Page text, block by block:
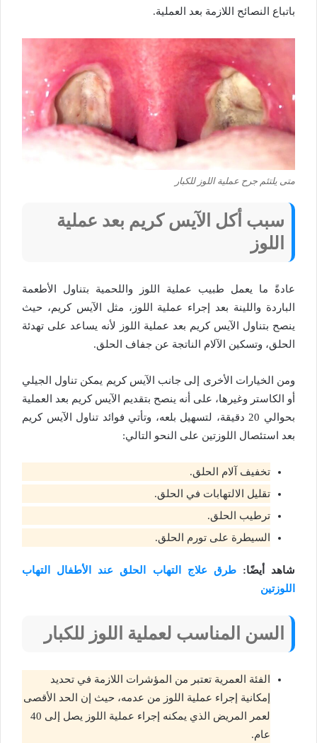
باتباع النصائح اللازمة بعد العملية.
متى يلتئم جرح عملية اللوز للكبار
سبب أكل الآيس كريم بعد عملية
اللوز
عادةً ما يعمل طبيب عملية اللوز واللحمية بتناول الأطعمة
الباردة واللينة بعد إجراء عملية اللوز، مثل الآيس كريم، حيث
ينصح بتناول الآيس كريم بعد عملية اللوز لأنه يساعد على تهدئة
الحلق، وتسكين الآلام الناتجة عن جفاف الحلق.
ومن الخيارات الأخرى إلى جانب الآيس كريم يمكن تناول الجيلي
أو الكاستر وغيرها، على أنه ينصح بتقديم الآيس كريم بعد العملية
بحوالي 20 دقيقة، لتسهيل بلعه، وتأتي فوائد تناول الآيس كريم
بعد استئصال اللوزتين على النحو التالي:
تخفيف آلام الحلق.
تقليل الالتهابات في الحلق.
ترطيب الحلق.
السيطرة على تورم الحلق.
شاهد أيضًا:طرق علاج التهاب الحلق عند الأطفال التهاب
اللوزتين
السن المناسب لعملية اللوز للكبار
الفئة العمرية تعتبر من المؤشرات اللازمة في تحديد
إمكانية إجراء عملية اللوز من عدمه، حيث إن الحد الأقصى
لعمر المريض الذي يمكنه إجراء عملية اللوز يصل إلى 40
عام.